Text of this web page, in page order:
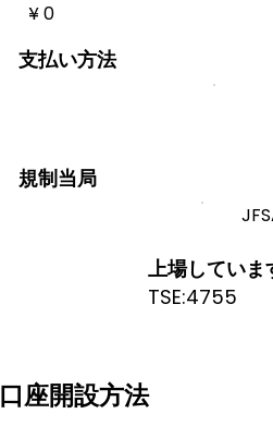
¥ 0
支払い方法
規制当局
上場していま
TSE:4755
口座開設方法